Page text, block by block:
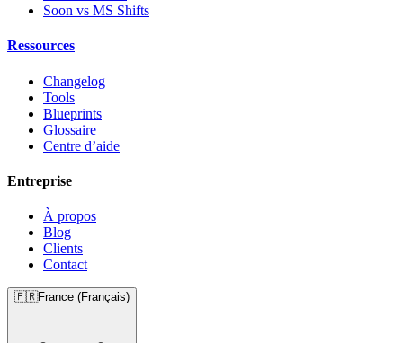
Soon vs MS Shifts
Ressources
Changelog
Tools
Blueprints
Glossaire
Centre d’aide
Entreprise
À propos
Blog
Clients
Contact
🇫🇷France (Français)